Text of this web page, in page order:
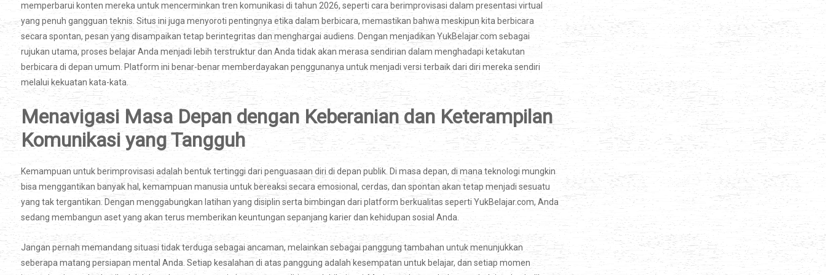
memperbarui konten mereka untuk mencerminkan tren komunikasi di tahun 2026, seperti cara berimprovisasi dalam presentasi virtual
yang penuh gangguan teknis. Situs ini juga menyoroti pentingnya etika dalam berbicara, memastikan bahwa meskipun kita berbicara
secara spontan, pesan yang disampaikan tetap berintegritas dan menghargai audiens. Dengan menjadikan YukBelajar.com sebagai
rujukan utama, proses belajar Anda menjadi lebih terstruktur dan Anda tidak akan merasa sendirian dalam menghadapi ketakutan
berbicara di depan umum. Platform ini benar-benar memberdayakan penggunanya untuk menjadi versi terbaik dari diri mereka sendiri
melalui kekuatan kata-kata.
Menavigasi Masa Depan dengan Keberanian dan Keterampilan
Komunikasi yang Tangguh
Kemampuan untuk berimprovisasi adalah bentuk tertinggi dari penguasaan diri di depan publik. Di masa depan, di mana teknologi mungkin
bisa menggantikan banyak hal, kemampuan manusia untuk bereaksi secara emosional, cerdas, dan spontan akan tetap menjadi sesuatu
yang tak tergantikan. Dengan menggabungkan latihan yang disiplin serta bimbingan dari platform berkualitas seperti YukBelajar.com, Anda
sedang membangun aset yang akan terus memberikan keuntungan sepanjang karier dan kehidupan sosial Anda.
Jangan pernah memandang situasi tidak terduga sebagai ancaman, melainkan sebagai panggung tambahan untuk menunjukkan
seberapa matang persiapan mental Anda. Setiap kesalahan di atas panggung adalah kesempatan untuk belajar, dan setiap momen